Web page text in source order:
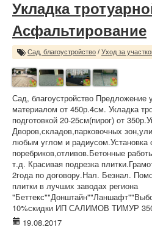
Укладка
Асфальтирование
Сад, благоустройство / Уход за
Сад, благоустройство Предложение
материалом от 450р.4см. Укладка
подготовкой 20-25см(пирог) от
Дворов,складов,парковочных
любым углом и радиусом.Установка
поребриков,отливов.Бетонные
т.д. Красивая подрезка
2года по договору.Нал. Безнал.
плитки в лучших заводах региона
10%скидки ИП САЛИМОВ ТИМУР
19.08.2017